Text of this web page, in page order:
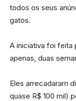
todos os seus
gatos.
A iniciativa foi feita
apenas, duas
Eles arrecadaram
quase R$ 100 mil)